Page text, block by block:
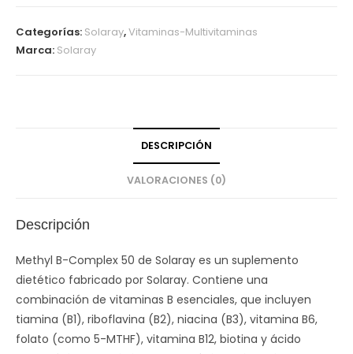
Categorías: Solaray,Vitaminas-Multivitaminas
Marca: Solaray
DESCRIPCIÓN
VALORACIONES (0)
Descripción
Methyl B-Complex 50 de Solaray es un suplemento
dietético fabricado por Solaray. Contiene una
combinación de vitaminas B esenciales, que incluyen
tiamina (B1), riboflavina (B2), niacina (B3), vitamina B6,
folato (como 5-MTHF), vitamina B12, biotina y ácido